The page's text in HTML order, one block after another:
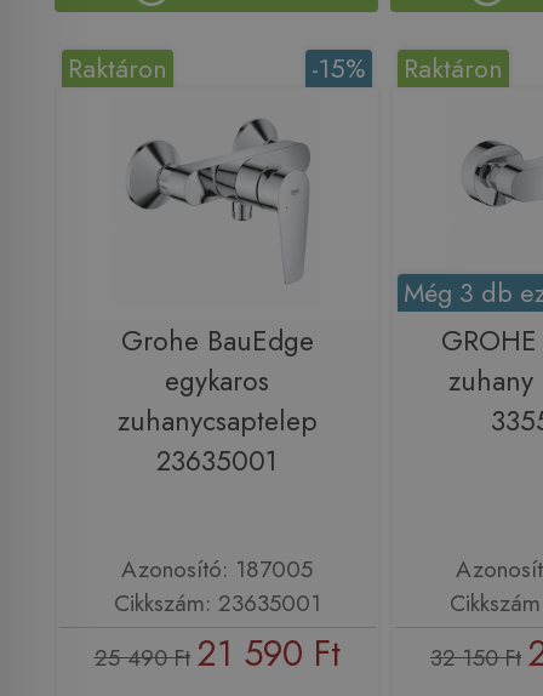
-15%
Raktáron
Grohe BauEdge
egykaros
zuhanycsaptelep
23635001
Azonosító: 187005
Cikkszám: 23635001
25 490 Ft 21 590 Ft
Raktáron
Még 3 db
32 150 Ft